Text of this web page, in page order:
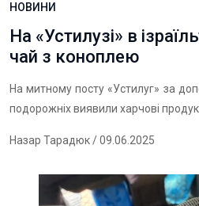
НОВИНИ
На «Устилузі» в
чай з коноплею
На митному посту «Устилуг» за
подорожніх виявили харчові
Назар Тарадюк/ 09.06.2025